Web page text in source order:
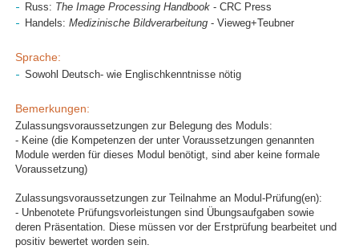
Russ: The Image Processing Handbook - CRC Press
Handels: Medizinische Bildverarbeitung - Vieweg+Teubner
Sprache:
Sowohl Deutsch- wie Englischkenntnisse nötig
Bemerkungen:
Zulassungsvoraussetzungen zur Belegung des Moduls:
- Keine (die Kompetenzen der unter Voraussetzungen genannten
Module werden für dieses Modul benötigt, sind aber keine formale
Voraussetzung)
Zulassungsvoraussetzungen zur Teilnahme an Modul-Prüfung(en):
- Unbenotete Prüfungsvorleistungen sind Übungsaufgaben sowie
deren Präsentation. Diese müssen vor der Erstprüfung bearbeitet und
positiv bewertet worden sein.